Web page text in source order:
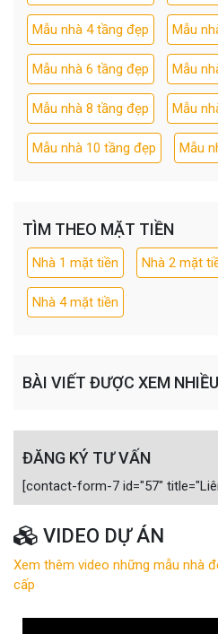
Mẫu nhà 4 tầng đẹp Mẫu
Mẫu nhà 6 tầng đẹp Mẫu
Mẫu nhà 8 tầng đẹp Mẫu
Mẫu nhà 10 tầng đẹp Mẫu
TÌM THEO MẶT TIỀN
Nhà 1 mặt tiền Nhà 2 mặt
Nhà 4 mặt tiền
BÀI VIẾT ĐƯỢC XEM NHIỀU
ĐĂNG KÝ TƯ VẤN
[contact-form-7 id="57"
VIDEO DỰ ÁN
Xem thêm video những mẫu nhà
cấp